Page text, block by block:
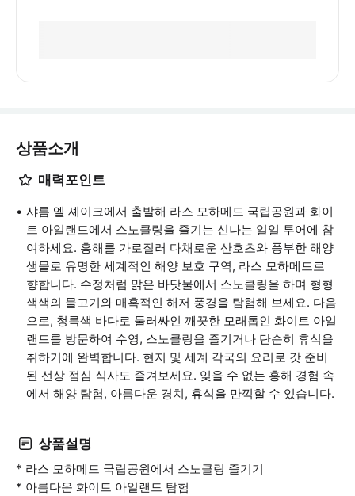
상품소개
매력포인트
샤름 엘 셰이크에서 출발해 라스 모하메드 국립공원과 화이
트 아일랜드에서 스노클링을 즐기는 신나는 일일 투어에 참
여하세요. 홍해를 가로질러 다채로운 산호초와 풍부한 해양
생물로 유명한 세계적인 해양 보호 구역, 라스 모하메드로
향합니다. 수정처럼 맑은 바닷물에서 스노클링을 하며 형형
색색의 물고기와 매혹적인 해저 풍경을 탐험해 보세요. 다음
으로, 청록색 바다로 둘러싸인 깨끗한 모래톱인 화이트 아일
랜드를 방문하여 수영, 스노클링을 즐기거나 단순히 휴식을
취하기에 완벽합니다. 현지 및 세계 각국의 요리로 갓 준비
된 선상 점심 식사도 즐겨보세요. 잊을 수 없는 홍해 경험 속
에서 해양 탐험, 아름다운 경치, 휴식을 만끽할 수 있습니다.
상품설명
* 라스 모하메드 국립공원에서 스노클링 즐기기
* 아름다운 화이트 아일랜드 탐험